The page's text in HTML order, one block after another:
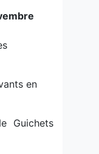
en
Guichets